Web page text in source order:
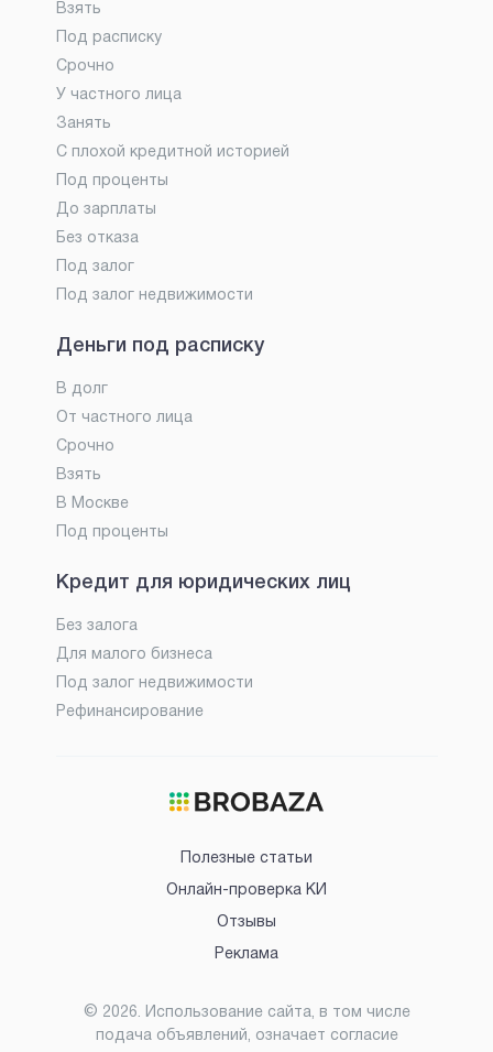
Взять
Под расписку
Срочно
У частного лица
Занять
С плохой кредитной историей
Под проценты
До зарплаты
Без отказа
Под залог
Под залог недвижимости
Деньги под расписку
В долг
От частного лица
Срочно
Взять
В Москве
Под проценты
Кредит для юридических лиц
Без залога
Для малого бизнеса
Под залог недвижимости
Рефинансирование
Полезные статьи
Онлайн-проверка КИ
Отзывы
Реклама
© 2026. Использование сайта, в том числе
подача объявлений, означает согласие